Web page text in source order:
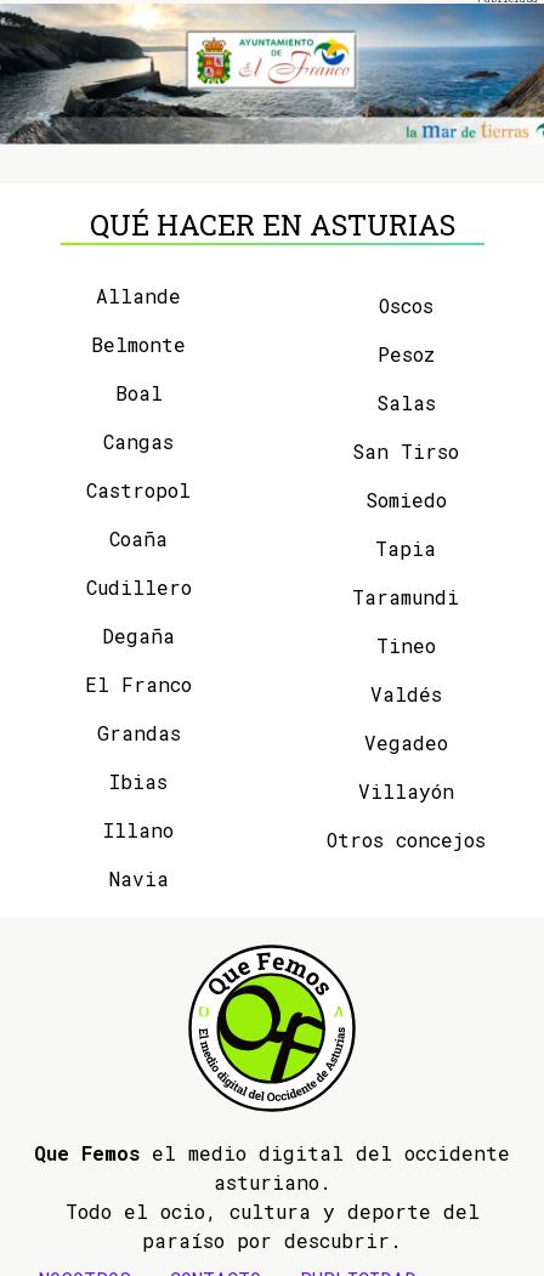
QUÉ HACER EN ASTURIAS
Allande
Belmonte
Boal
Cangas
Castropol
Coaña
Cudillero
Degaña
El Franco
Grandas
Ibias
Illano
Navia
Oscos
Pesoz
Salas
San Tirso
Somiedo
Tapia
Taramundi
Tineo
Valdés
Vegadeo
Villayón
Otros concejos
Que Femos el medio digital del occidente
asturiano.
Todo el ocio, cultura y deporte del
paraíso por descubrir.